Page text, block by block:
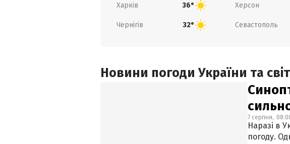
Харків 36° Херсон
Чернігів 32° Севастополь
Новини погоди України та
7 серпня,
Наразі в
погоду.